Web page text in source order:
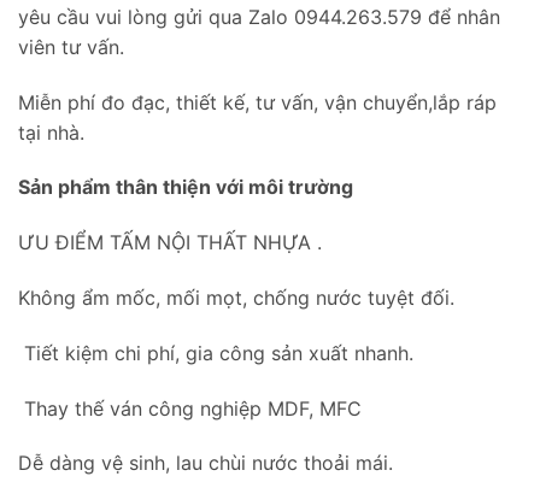
yêu cầu vui lòng gửi qua Zalo 0944.263.579 để nhân
viên tư vấn.
Miễn phí đo đạc, thiết kế, tư vấn, vận chuyển,lắp ráp
tại nhà.
Sản phẩm thân thiện với môi trường
ƯU ĐIỂM TẤM NỘI THẤT NHỰA .
Không ẩm mốc, mối mọt, chống nước tuyệt đối.
Tiết kiệm chi phí, gia công sản xuất nhanh.
Thay thế ván công nghiệp MDF, MFC
Dễ dàng vệ sinh, lau chùi nước thoải mái.